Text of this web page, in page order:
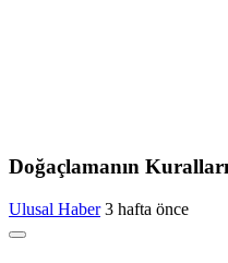
Doğaçlamanın
Ulusal Haber 3 hafta önce